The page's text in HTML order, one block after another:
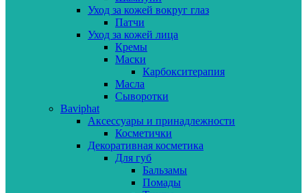
Уход за кожей вокруг глаз
Патчи
Уход за кожей лица
Кремы
Маски
Карбокситерапия
Масла
Сыворотки
Baviphat
Аксессуары и принадлежности
Косметички
Декоративная косметика
Для губ
Бальзамы
Помады